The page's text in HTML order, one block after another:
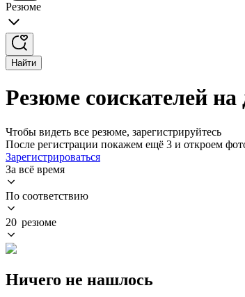
Резюме
Найти
Резюме соискателей
Чтобы видеть все резюме, зарегистрируйтесь
После регистрации покажем ещё 3 и откроем
Зарегистрироваться
За всё время
По соответствию
20 резюме
Ничего не нашлось